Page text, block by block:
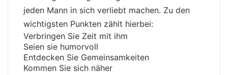
jeden Mann in sich verliebt machen. Zu den
wichtigsten Punkten zählt hierbei:
Verbringen Sie Zeit mit ihm
Seien sie humorvoll
Entdecken Sie Gemeinsamkeiten
Kommen Sie sich näher